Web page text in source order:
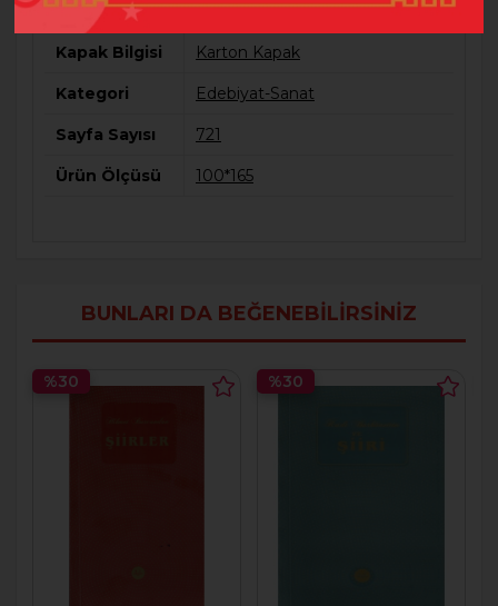
Hazırlayan Prof. Dr. Naci OKÇU
Kapak Bilgisi Karton Kapak
Kategori Edebiyat-Sanat
Sayfa Sayısı 721
Ürün Ölçüsü 100*165
BUNLARI DA BEĞENEBILIRSINIZ
%30 %30